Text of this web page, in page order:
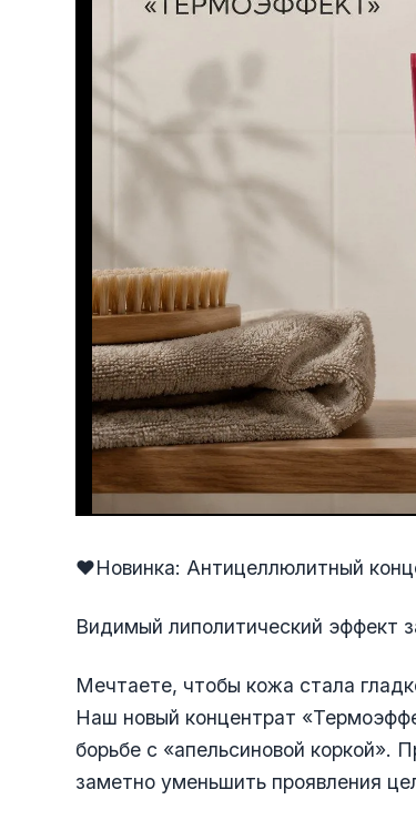
❤️Новинка: Антицеллюлитный
Видимый липолитический эффект
Мечтаете, чтобы кожа стала
Наш новый концентрат
борьбе с «апельсиновой коркой».
заметно уменьшить проявления